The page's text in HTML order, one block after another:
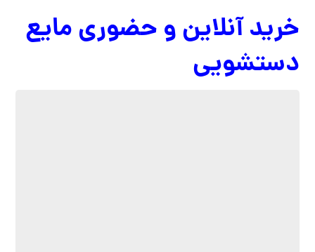
خرید آنلاین و حضوری مایع
دستشویی